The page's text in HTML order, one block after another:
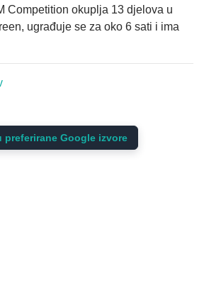
Competition okuplja 13 djelova u
ugrađuje se za oko 6 sati i ima
preferirane Google izvore